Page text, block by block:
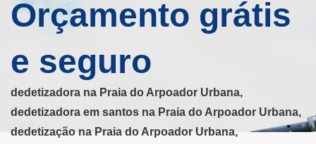
Orçamento grátis
e seguro
dedetizadora na Praia do Arpoador Urbana,
dedetizadora em santos na Praia do Arpoador Urbana,
dedetização na Praia do Arpoador Urbana,